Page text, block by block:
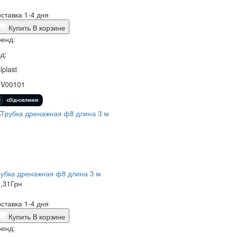
1-4 дня
Купить В корзине
дренажная ф8 длина 3 м
Грн
1-4 дня
Купить В корзине